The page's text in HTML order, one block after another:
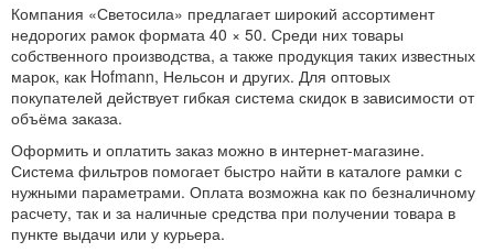
Компания «Светосила» предлагает широкий ассортимент
недорогих рамок формата 40 × 50. Среди них товары
собственного производства, а также продукция таких известных
марок, как Hofmann, Нельсон и других. Для оптовых
покупателей действует гибкая система скидок в зависимости от
объёма заказа.
Оформить и оплатить заказ можно в интернет-магазине.
Система фильтров помогает быстро найти в каталоге рамки с
нужными параметрами. Оплата возможна как по безналичному
расчету, так и за наличные средства при получении товара в
пункте выдачи или у курьера.